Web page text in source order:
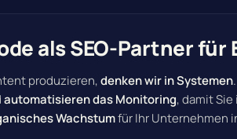
als SEO-Partner für
produzieren,denken wir in Systemen
automatisieren das Monitoring, damit
Wachstumfür Ihr Unternehmen